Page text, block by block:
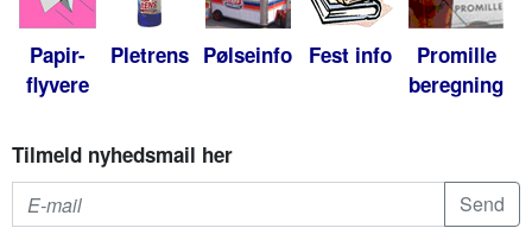
Papir-
flyvere
Pletrens Pølseinfo Fest info
Promille
beregning
Tilmeld nyhedsmail her